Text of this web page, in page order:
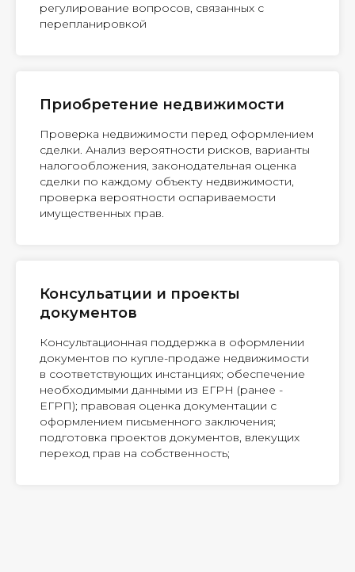
регулирование вопросов, связанных с
перепланировкой
Приобретение недвижимости
Проверка недвижимости перед оформлением
сделки. Анализ вероятности рисков, варианты
налогообложения, законодательная оценка
сделки по каждому объекту недвижимости,
проверка вероятности оспариваемости
имущественных прав.
Консульатции и проекты
документов
Консультационная поддержка в оформлении
документов по купле-продаже недвижимости
в соответствующих инстанциях; обеспечение
необходимыми данными из ЕГРН (ранее -
ЕГРП); правовая оценка документации с
оформлением письменного заключения;
подготовка проектов документов, влекущих
переход прав на собственность;